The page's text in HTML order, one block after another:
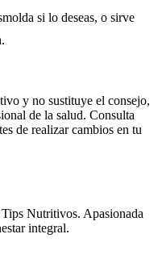
si lo deseas, o sirve
y no sustituye el consejo,
de la salud. Consulta
de realizar cambios en tu
Nutritivos. Apasionada
integral.